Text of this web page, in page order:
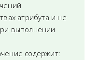
атрибута и не
выполнении
содержит: